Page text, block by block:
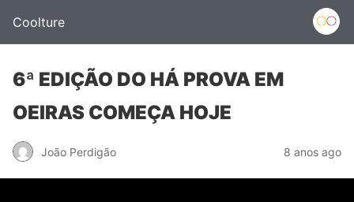
Coolture
6ª EDIÇÃO DO HÁ PROVA EM
OEIRAS COMEÇA HOJE
João Perdigão 8 anos ago